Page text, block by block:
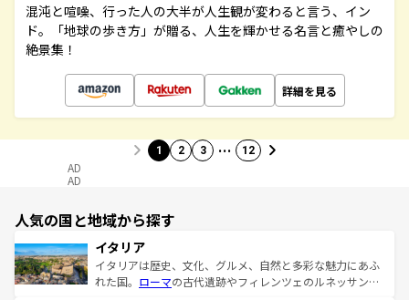
混沌と喧噪、行った人の大半が人生観が変わると言う、イン
ド。「地球の歩き方」が贈る、人生を輝かせる名言と癒やしの
絶景集！
詳細を見る
1 2 3 … 12
AD
AD
人気の国と地域から探す
イタリア
イタリアは歴史、文化、グルメ、自然と多彩な魅力にあふ
れた国。 ローマの古代遺跡やフィレンツェのルネッサンス